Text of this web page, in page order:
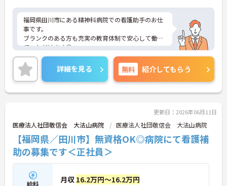
福岡県田川市にある精神科病院での看護助手のお仕
事です。
ブランクのある方も充実の教育体制で安心して働い
ていただけます◎
残業もほとんどございませんのでプライベートや家
庭との両立もしやすい環境です。
無料駐車場があるのでマイカーでの通勤も可能。離
れた地域にお住まいの方もストレス無く通勤してい
ただけます。
詳細を見る 無料 紹介してもらう
更新日：2026年06月11日
医療法人社団敬信会 大法山病院 医療法人社団敬信会 大法山病院
【福岡県／田川市】無資格OK◎病院にて看護補
助の募集です＜正社員＞
給料 月収 16.2万円～16.2万円